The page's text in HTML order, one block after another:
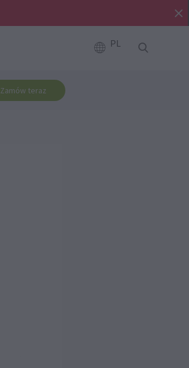
PL
Zamów teraz